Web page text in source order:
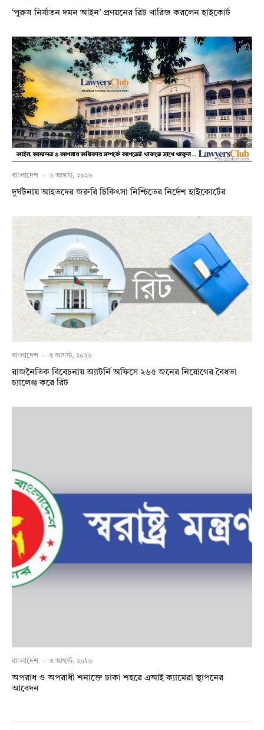
‘পুরুষ নির্যাতন দমন আইন’ প্রণয়নের রিট খারিজ করলেন হাইকোর্ট
বাংলাদেশ · ৬ আগস্ট, ২০২৬
দুর্ঘটনায় আহতদের জরুরি চিকিৎসা নিশ্চিতের নির্দেশ হাইকোর্টের
বাংলাদেশ · ৫ আগস্ট, ২০২৬
রাজনৈতিক বিবেচনায় অ‍্যাটর্নি অফিসে ২৬৫ জনের নিয়োগের বৈধতা
চ্যালেঞ্জ করে রিট
বাংলাদেশ · ৩ আগস্ট, ২০২৬
অপরাধ ও অপরাধী শনাক্তে ঢাকা শহরে এআই ক্যামেরা স্থাপনের
আবেদন